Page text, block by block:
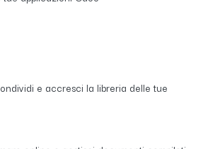
e accresci la libreria delle tue